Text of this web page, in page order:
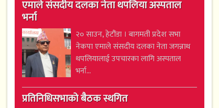
एमाले संसदीय दलका नेता थपलिया अस्पताल
भर्ना
२० साउन, हेटौंडा । बागमती प्रदेश सभा
नेकपा एमाले संसदीय दलका नेता जगन्नाथ
थपलियालाई उपचारका लागि अस्पताल
भर्ना...
प्रतिनिधिसभाको बैठक स्थगित